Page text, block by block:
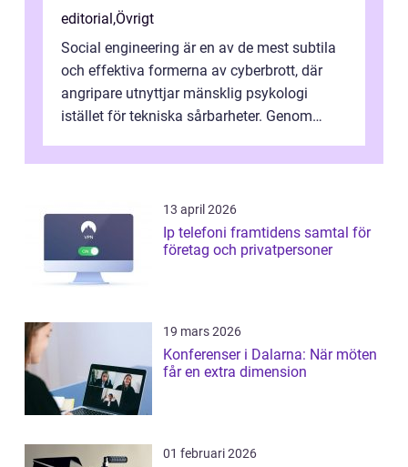
editorial,Övrigt
Social engineering är en av de mest subtila
och effektiva formerna av cyberbrott, där
angripare utnyttjar mänsklig psykologi
istället för tekniska sårbarheter. Genom
13 april 2026
Ip telefoni framtidens samtal för
företag och privatpersoner
19 mars 2026
Konferenser i Dalarna: När möten
får en extra dimension
01 februari 2026